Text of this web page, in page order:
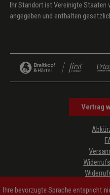
Ihr Standort ist Vereinigte Staaten
angegeben und enthalten
Vertrag
Ihre bevorzugte Sprache entspricht